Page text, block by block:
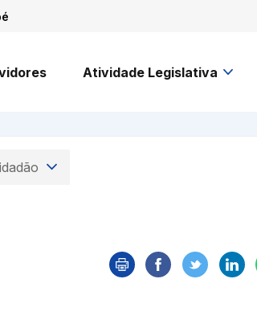
Atividade Legislativa